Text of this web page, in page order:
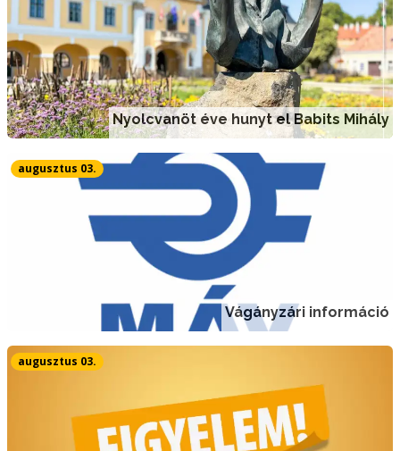
Nyolcvanöt éve hunyt el Babits Mihály
Vágányzári információ
augusztus 03.
augusztus 03.